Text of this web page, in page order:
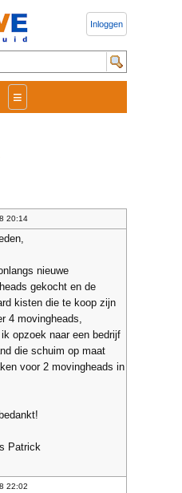
Inloggen
≡
20:14
nieuwe
gekocht en de
kisten die te koop zijn
4 movingheads,
ik opzoek naar een bedrijf
die schuim op maat
voor 2 movingheads in
Patrick
22:02